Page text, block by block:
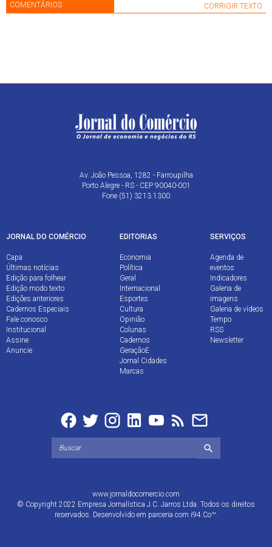
COMENTÁRIOS CORRIGIR TEXTO
Av. João Pessoa, 1282 - Farroupilha
Porto Alegre - RS - CEP 90040-001
Fone (51) 3213.1300
JORNAL DO COMÉRCIO
Capa
Últimas notícias
Edição para folhear
Edição modo texto
Edições anteriores
Cadernos Especiais
Fale conosco
Institucional
Assine
Anuncie
EDITORIAS
Economia
Política
Geral
Internacional
Esportes
Cultura
Opinião
Colunas
Cadernos
GeraçãoE
Jornal Cidades
Marcas
SERVIÇOS
Agenda de
eventos
Indicadores
Galeria de
imagens
Galeria de vídeos
Tempo
RSS
Newsletter
www.jornaldocomercio.com
© Copyright 2022 Empresa Jornalística J.C. Jarros Ltda. Todos os direitos
reservados. Desenvolvido em parceria com i94.Co™.